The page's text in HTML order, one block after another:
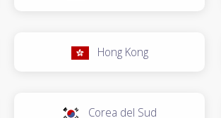
Hong Kong
Corea del Sud